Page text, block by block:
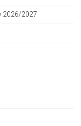
2026/2027